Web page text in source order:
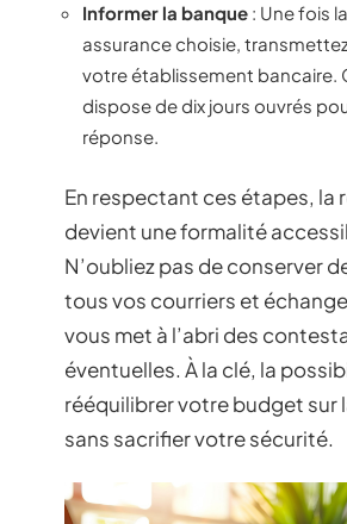
Informer la banque : Une fois
assurance choisie,
votre établissement bancaire.
dispose de dix jours ouvrés
réponse.
En respectant ces étapes, la
devient une formalité
N’oubliez pas de conserver
tous vos courriers et
vous met à l’abri des
éventuelles. À la clé, la
rééquilibrer votre budget sur
sans sacrifier votre sécurité.